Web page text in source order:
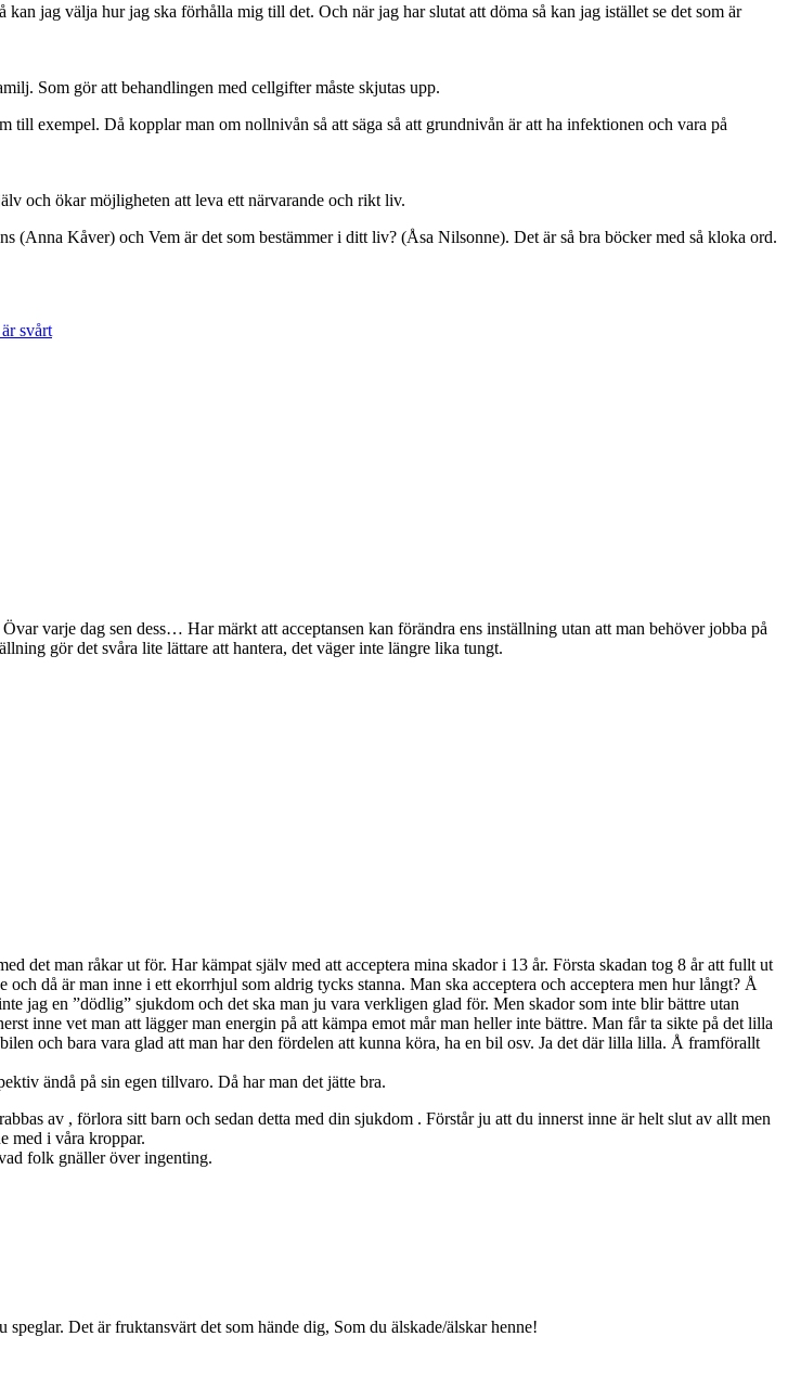
jag välja hur jag ska förhålla mig till det. Och när jag har slutat att döma så kan jag istället se det som är
Som gör att behandlingen med cellgifter måste skjutas upp.
exempel. Då kopplar man om nollnivån så att säga så att grundnivån är att ha infektionen och vara på
och ökar möjligheten att leva ett närvarande och rikt liv.
(Anna Kåver) och Vem är det som bestämmer i ditt liv? (Åsa Nilsonne). Det är så bra böcker med så kloka ord.
svårt
varje dag sen dess… Har märkt att acceptansen kan förändra ens inställning utan att man behöver jobba på
gör det svåra lite lättare att hantera, det väger inte längre lika tungt.
det man råkar ut för. Har kämpat själv med att acceptera mina skador i 13 år. Första skadan tog 8 år att fullt ut
då är man inne i ett ekorrhjul som aldrig tycks stanna. Man ska acceptera och acceptera men hur långt? Å
jag en ”dödlig” sjukdom och det ska man ju vara verkligen glad för. Men skador som inte blir bättre utan
inne vet man att lägger man energin på att kämpa emot mår man heller inte bättre. Man får ta sikte på det lilla
och bara vara glad att man har den fördelen att kunna köra, ha en bil osv. Ja det där lilla lilla. Å framförallt
ändå på sin egen tillvaro. Då har man det jätte bra.
av , förlora sitt barn och sedan detta med din sjukdom . Förstår ju att du innerst inne är helt slut av allt men
med i våra kroppar.
folk gnäller över ingenting.
Det är fruktansvärt det som hände dig, Som du älskade/älskar henne!